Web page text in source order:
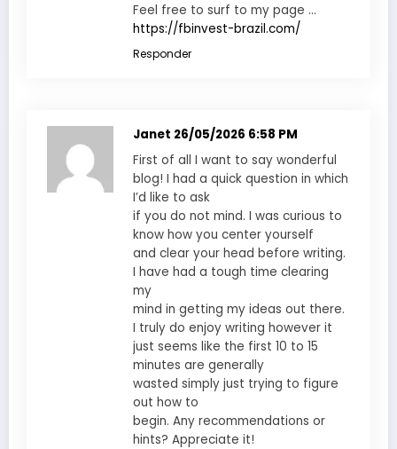
Feel free to surf to my page …
https://fbinvest-brazil.com/
Responder
Janet 26/05/2026 6:58 PM
First of all I want to say wonderful
blog! I had a quick question in which
I’d like to ask
if you do not mind. I was curious to
know how you center yourself
and clear your head before writing.
I have had a tough time clearing
my
mind in getting my ideas out there.
I truly do enjoy writing however it
just seems like the first 10 to 15
minutes are generally
wasted simply just trying to figure
out how to
begin. Any recommendations or
hints? Appreciate it!